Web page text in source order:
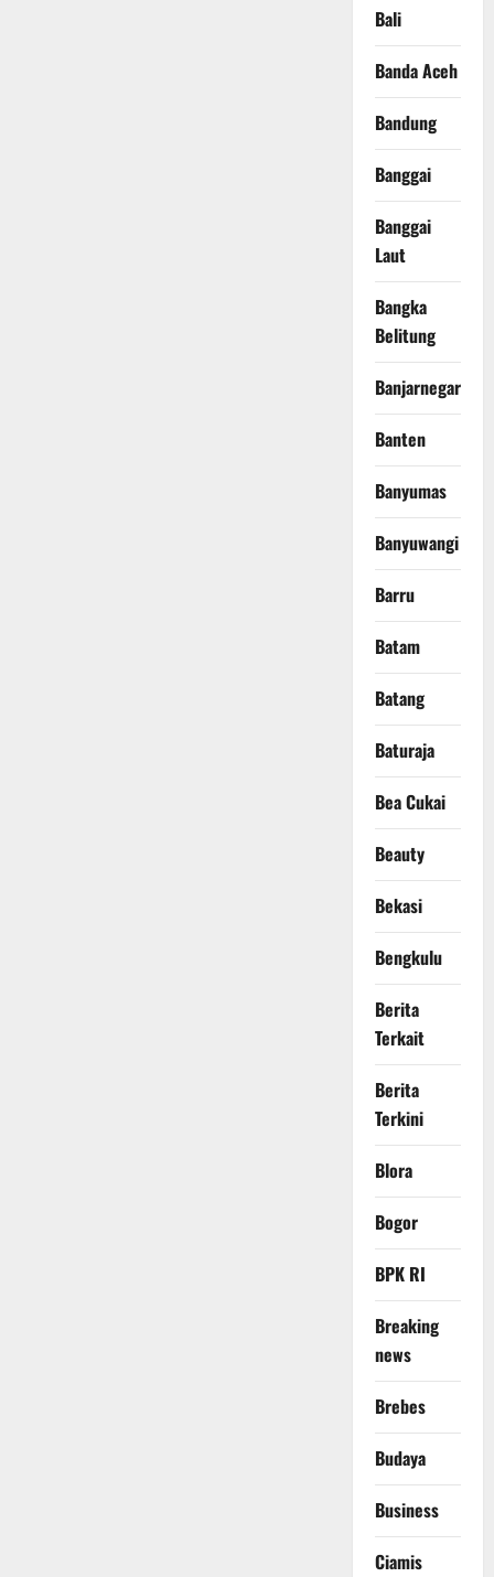
Bali
Banda Aceh
Bandung
Banggai
Banggai
Laut
Bangka
Belitung
Banjarnegara
Banten
Banyumas
Banyuwangi
Barru
Batam
Batang
Baturaja
Bea Cukai
Beauty
Bekasi
Bengkulu
Berita
Terkait
Berita
Terkini
Blora
Bogor
BPK RI
Breaking
news
Brebes
Budaya
Business
Ciamis